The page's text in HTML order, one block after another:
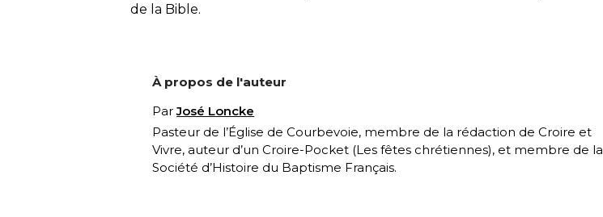
de la Bible.
À propos de l'auteur
ParJosé Loncke
Pasteur de l’Église de Courbevoie, membre de la rédaction de Croire et
Vivre, auteur d’un Croire-Pocket (Les fêtes chrétiennes), et membre de la
Société d’Histoire du Baptisme Français.